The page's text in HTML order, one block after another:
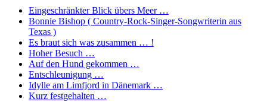
Eingeschränkter Blick übers Meer …
Bonnie Bishop ( Country-Rock-Singer-Songwriterin aus
Texas )
Es braut sich was zusammen … !
Hoher Besuch …
Auf den Hund gekommen …
Entschleunigung …
Idylle am Limfjord in Dänemark …
Kurz festgehalten …